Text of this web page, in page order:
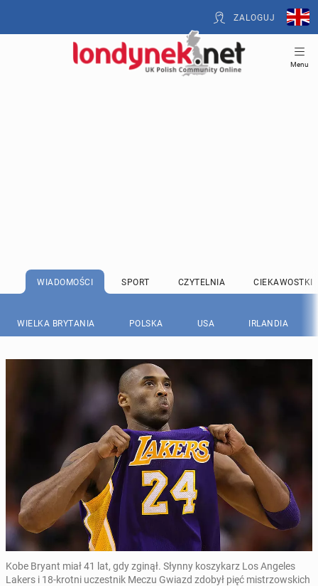
ZALOGUJ
Menu
WIADOMOŚCI SPORT CZYTELNIA CIEKAWOSTKI
WIELKA BRYTANIA POLSKA USA IRLANDIA
Kobe Bryant miał 41 lat, gdy zginął. Słynny koszykarz Los Angeles
Lakers i 18-krotni uczestnik Meczu Gwiazd zdobył pięć mistrzowskich